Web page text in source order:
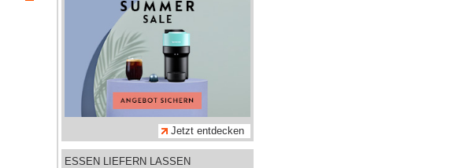
Jetzt entdecken
ESSEN LIEFERN LASSEN